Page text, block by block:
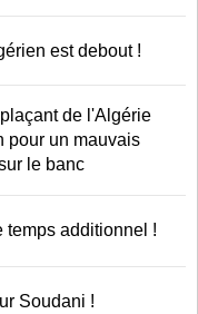
est debout !
de l'Algérie
pour un mauvais
le banc
temps additionnel !
Soudani !